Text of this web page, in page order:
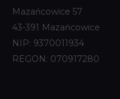
Mazańcowice 57
43-391 Mazańcowice
NIP: 9370011934
REGON: 070917280